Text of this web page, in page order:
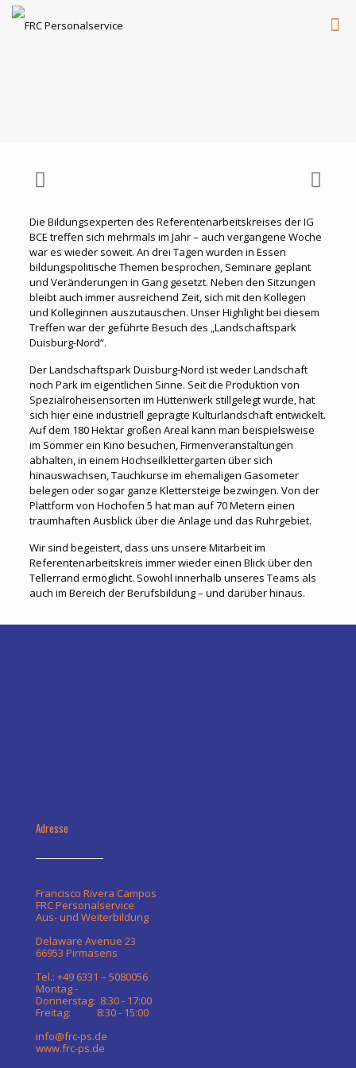
Die Bildungsexperten des Referentenarbeitskreises der IG
BCE treffen sich mehrmals im Jahr – auch vergangene Woche
war es wieder soweit. An drei Tagen wurden in Essen
bildungspolitische Themen besprochen, Seminare geplant
und Veränderungen in Gang gesetzt. Neben den Sitzungen
bleibt auch immer ausreichend Zeit, sich mit den Kollegen
und Kolleginnen auszutauschen. Unser Highlight bei diesem
Treffen war der geführte Besuch des „Landschaftspark
Duisburg-Nord“.
Der Landschaftspark Duisburg-Nord ist weder Landschaft
noch Park im eigentlichen Sinne. Seit die Produktion von
Spezialroheisensorten im Hüttenwerk stillgelegt wurde, hat
sich hier eine industriell geprägte Kulturlandschaft entwickelt.
Auf dem 180 Hektar großen Areal kann man beispielsweise
im Sommer ein Kino besuchen, Firmenveranstaltungen
abhalten, in einem Hochseilklettergarten über sich
hinauswachsen, Tauchkurse im ehemaligen Gasometer
belegen oder sogar ganze Klettersteige bezwingen. Von der
Plattform von Hochofen 5 hat man auf 70 Metern einen
traumhaften Ausblick über die Anlage und das Ruhrgebiet.
Wir sind begeistert, dass uns unsere Mitarbeit im
Referentenarbeitskreis immer wieder einen Blick über den
Tellerrand ermöglicht. Sowohl innerhalb unseres Teams als
auch im Bereich der Berufsbildung – und darüber hinaus.
Adresse
Francisco Rivera Campos
FRC Personalservice
Aus- und Weiterbildung
Delaware Avenue 23
66953 Pirmasens
Tel.: +49 6331 – 5080056
Montag -
Donnerstag: 8:30 - 17:00
Freitag: 8:30 - 15:00
info@frc-ps.de
www.frc-ps.de